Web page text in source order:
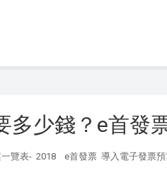
多少錢？e首發
覽表- 2018 e首發票 導入電子發票